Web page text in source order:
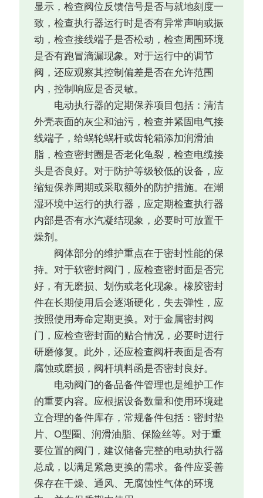
显示，检查阀位反馈信号是否与就地刻度一
致，检查执行器运行时是否有异常声响或振
动，检查接线端子是否松动，检查周围环境
是否有跑冒滴漏现象。对于运行中的调节
阀，还应观察其控制偏差是否在允许范围
内，控制响应是否灵敏。
电动执行器的定期保养项目包括：清洁
外壳表面的灰尘和油污，检查并紧固电气接
线端子，给蜗轮蜗杆或齿轮箱添加润滑油
脂，检查密封圈是否老化龟裂，检查电缆接
头是否良好。对于防护等级较低的设备，应
缩短保养周期或采取额外的防护措施。在潮
湿环境中运行的执行器，应定期检查执行器
内部是否有水汽凝结现象，必要时可放置干
燥剂。
阀体部分的维护重点在于密封性能的保
持。对于软密封阀门，应检查密封面是否完
好，有无磨损、划伤或老化现象。橡胶密封
件在长期使用后会逐渐硬化，失去弹性，应
按照使用寿命定期更换。对于金属密封阀
门，应检查密封面的贴合情况，必要时进行
研磨修复。此外，还应检查阀杆表面是否有
腐蚀或磨损，阀杆填料函是否密封良好。
电动阀门的备品备件管理也是维护工作
的重要内容。应根据设备数量和使用环境建
立合理的备件库存，常规备件包括：密封垫
片、O型圈、润滑油脂、保险丝等。对于重
要位置的阀门，建议储备完整的电动执行器
总成，以满足紧急更换的需求。备件应妥善
保存在干燥、通风、无腐蚀性气体的环境